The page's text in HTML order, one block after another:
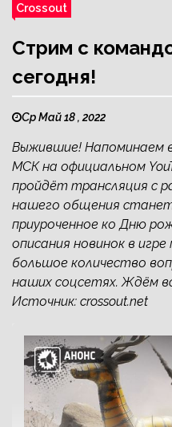
Crossout
Стрим с
сегодня!
Ср Май 18 , 2022
Выжившие! Напоминаем
МСК на официальном
пройдёт трансляция с
нашего общения станет
приуроченное ко Дню
описания новинок в
большое количество
наших соцсетях. Ждём
Источник: crossout.net